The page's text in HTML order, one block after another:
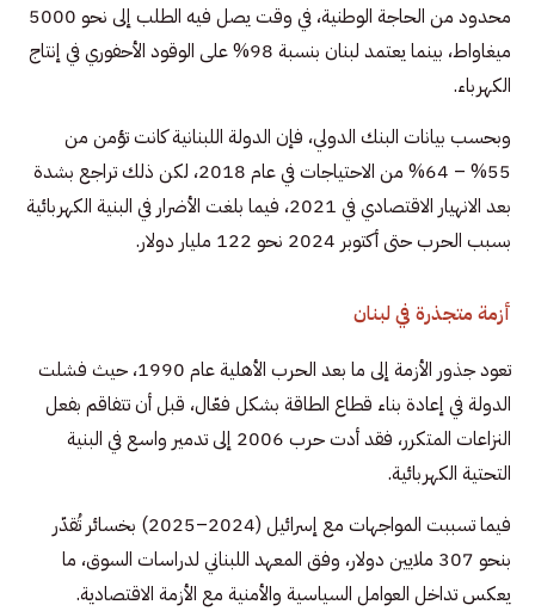
محدود من الحاجة الوطنية، في وقت يصل فيه الطلب إلى نحو 5000
ميغاواط، بينما يعتمد لبنان بنسبة 98% على الوقود الأحفوري في إنتاج
الكهرباء.
وبحسب بيانات البنك الدولي، فإن الدولة اللبنانية كانت تؤمن من
55% – 64% من الاحتياجات في عام 2018، لكن ذلك تراجع بشدة
بعد الانهيار الاقتصادي في 2021، فيما بلغت الأضرار في البنية الكهربائية
بسبب الحرب حتى أكتوبر 2024 نحو 122 مليار دولار.
أزمة متجذرة في لبنان
تعود جذور الأزمة إلى ما بعد الحرب الأهلية عام 1990، حيث فشلت
الدولة في إعادة بناء قطاع الطاقة بشكل فعّال، قبل أن تتفاقم بفعل
النزاعات المتكرر، فقد أدت حرب 2006 إلى تدمير واسع في البنية
التحتية الكهربائية.
فيما تسببت المواجهات مع إسرائيل (2024–2025) بخسائر تُقدّر
بنحو 307 ملايين دولار، وفق المعهد اللبناني لدراسات السوق، ما
يعكس تداخل العوامل السياسية والأمنية مع الأزمة الاقتصادية.